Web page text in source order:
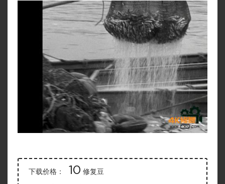
下载价格： 10 修复豆